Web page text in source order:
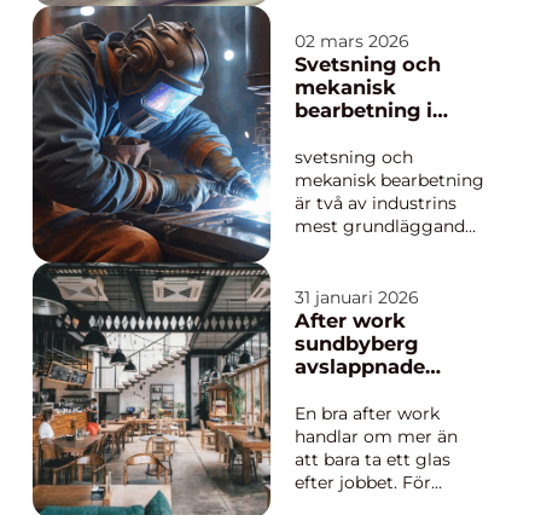
en levande
mötesplats. Här tränar
barn balans,
ungdomar utmanar
hittar ett roligt sätt
att hålla sig i form.
Cykelbanor skapar...
02 mars 2026
Svetsning och
mekanisk
bearbetning i
svetsning och
mekanisk bearbetning
är två av industrins
mest grundläggande
det möjligt att ta råa
stålämnen, plåt eller
gjutna detaljer och
förvandla dem till
som klarar höga
belastningar, tuffa
milj...
31 januari 2026
After work
sundbyberg
avslappnade
mat och smak
En bra after work
handlar om mer än
att bara ta ett glas
efter jobbet. För